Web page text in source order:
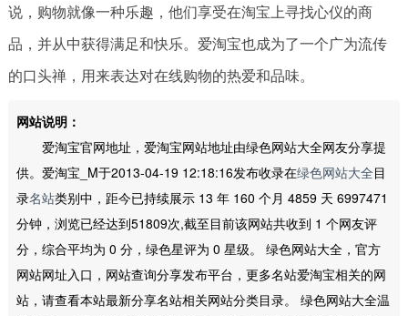
说，购物就像一种乐趣，他们享受在淘宝上寻找心仪的商
品，并从中获得满足和快乐。爱淘宝也成为了一个广为流传
的口头禅，用来表达对在线购物的热爱和品味。
网站说明：
爱淘宝官网地址，爱淘宝网站地址由绿色网站大全网友分享提
供。爱淘宝_M于2013-04-19 12:18:16发布收录在绿色网站大全目
录名站类别中，距今已持续展示 13 年 160 个月 4859 天 6997471
分钟，浏览已经达到51809次,截至目前该网站共收到 1 个网友评
分，综合平均为 0 分，绿色星评为 0 星级。 绿色网站大全，官方
网站网址入口，网站查询分享发布平台，更多名站爱淘宝相关的网
站，请查看本站最新分享名站相关网站分类目录。 绿色网站大全温